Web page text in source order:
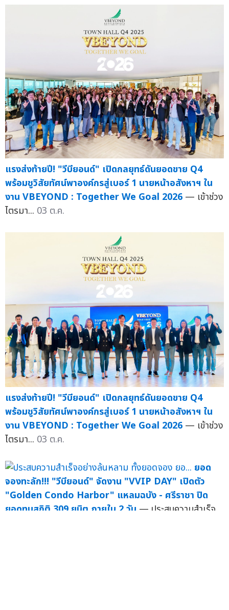
แรงส่งท้ายปี! "วีบียอนด์" เปิดกลยุทธ์ดันยอดขาย Q4
พร้อมชูวิสัยทัศน์พาองค์กรสู่เบอร์ 1 นายหน้าอสังหาฯ ใน
งาน VBEYOND : Together We Goal 2026 — เข้าช่วง
ไตรมา... 03 ต.ค.
แรงส่งท้ายปี! "วีบียอนด์" เปิดกลยุทธ์ดันยอดขาย Q4
พร้อมชูวิสัยทัศน์พาองค์กรสู่เบอร์ 1 นายหน้าอสังหาฯ ใน
งาน VBEYOND : Together We Goal 2026 — เข้าช่วง
ไตรมา... 03 ต.ค.
ยอด
จองทะลัก!!! "วีบียอนด์" จัดงาน "VVIP DAY" เปิดตัว
"Golden Condo Harbor" แหลมฉบัง - ศรีราชา ปิด
ยอดทุบสถิติ 309 ยูนิต ภายใน 2 วัน — ประสบความสำเร็จ